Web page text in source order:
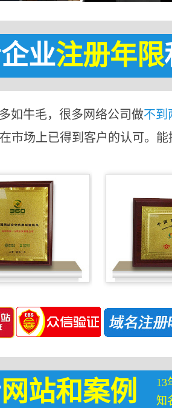
业注册年限
如牛毛，很多网络公司做不到
市场上已得到客户的认可。
网站和案例
13
知